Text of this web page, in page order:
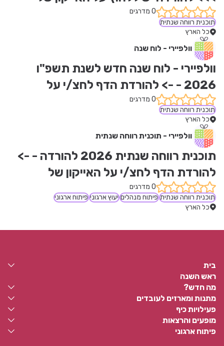
הגלובוס המרושת (WEB)
0 מדרגים
תוכנית רווחה שנתית
כל הארץ
וולפיירי - לוח שנה
האייקון של הגלובוס המרושת (WEB)
0 מדרגים
תוכנית רווחה שנתית
כל הארץ
וולפיירי - תוכנית רווחה שנתית
הגלובוס המרושת (WEB)
0 מדרגים
תוכנית רווחה שנתית פיתוח מנהלים יעוץ ארגוני פיתוח ארגוני
כל הארץ
בית
ראש השנה
מה חדש?
מתנות ומארזים לעובדים
פעילויות כיף
מופעים והרצאות
פיתוח ארגוני